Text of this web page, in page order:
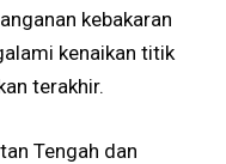
kebakaran
kenaikan titik
terakhir.
Tengah dan